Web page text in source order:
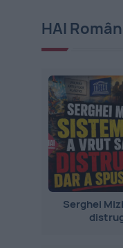
HAI
Serghei